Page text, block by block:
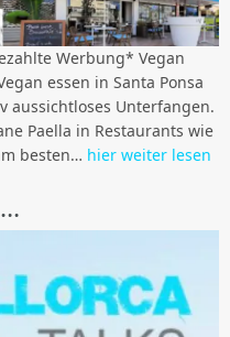
Werbung* Vegan
essen in Santa Ponsa
aussichtloses Unterfangen.
Paella in Restaurants wie
besten… hier weiter lesen